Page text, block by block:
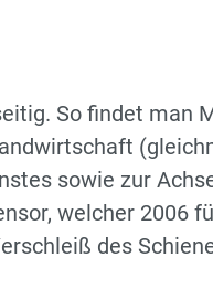
So findet man
sowie zur
welcher 2006
des